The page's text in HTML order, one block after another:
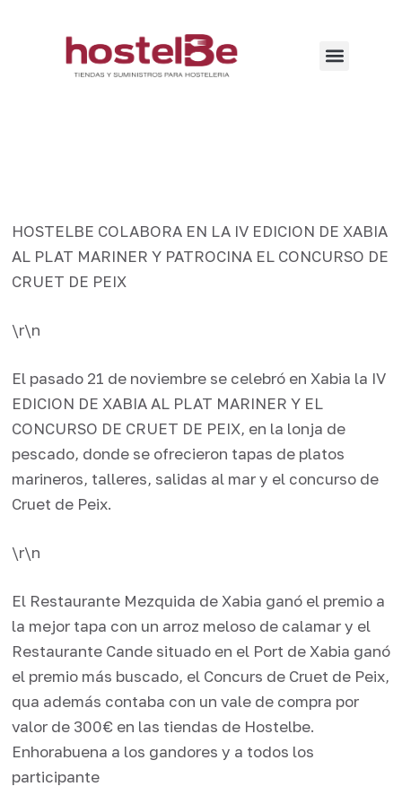
HOSTELBE COLABORA EN LA IV EDICION DE XABIA
AL PLAT MARINER Y PATROCINA EL CONCURSO DE
CRUET DE PEIX
\r\n
El pasado 21 de noviembre se celebró en Xabia la IV
EDICION DE XABIA AL PLAT MARINER Y EL
CONCURSO DE CRUET DE PEIX, en la lonja de
pescado, donde se ofrecieron tapas de platos
marineros, talleres, salidas al mar y el concurso de
Cruet de Peix.
\r\n
El Restaurante Mezquida de Xabia ganó el premio a
la mejor tapa con un arroz meloso de calamar y el
Restaurante Cande situado en el Port de Xabia ganó
el premio más buscado, el Concurs de Cruet de Peix,
qua además contaba con un vale de compra por
valor de 300€ en las tiendas de Hostelbe.
Enhorabuena a los gandores y a todos los
participante